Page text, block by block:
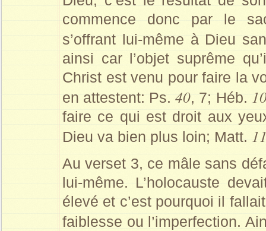
commence donc par le
s’offrant lui-même à Dieu
ainsi car l’objet suprême
Christ est venu pour faire la
en attestent: Ps.40, 7; Héb.
faire ce qui est droit aux
Dieu va bien plus loin; Matt.
Au verset 3, ce mâle sans
lui-même. L’holocauste
élevé et c’est pourquoi il
faiblesse ou l’imperfection.